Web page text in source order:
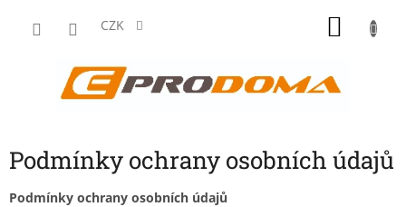
CZK
Podmínky ochrany osobních údajů
Podmínky ochrany osobních údajů